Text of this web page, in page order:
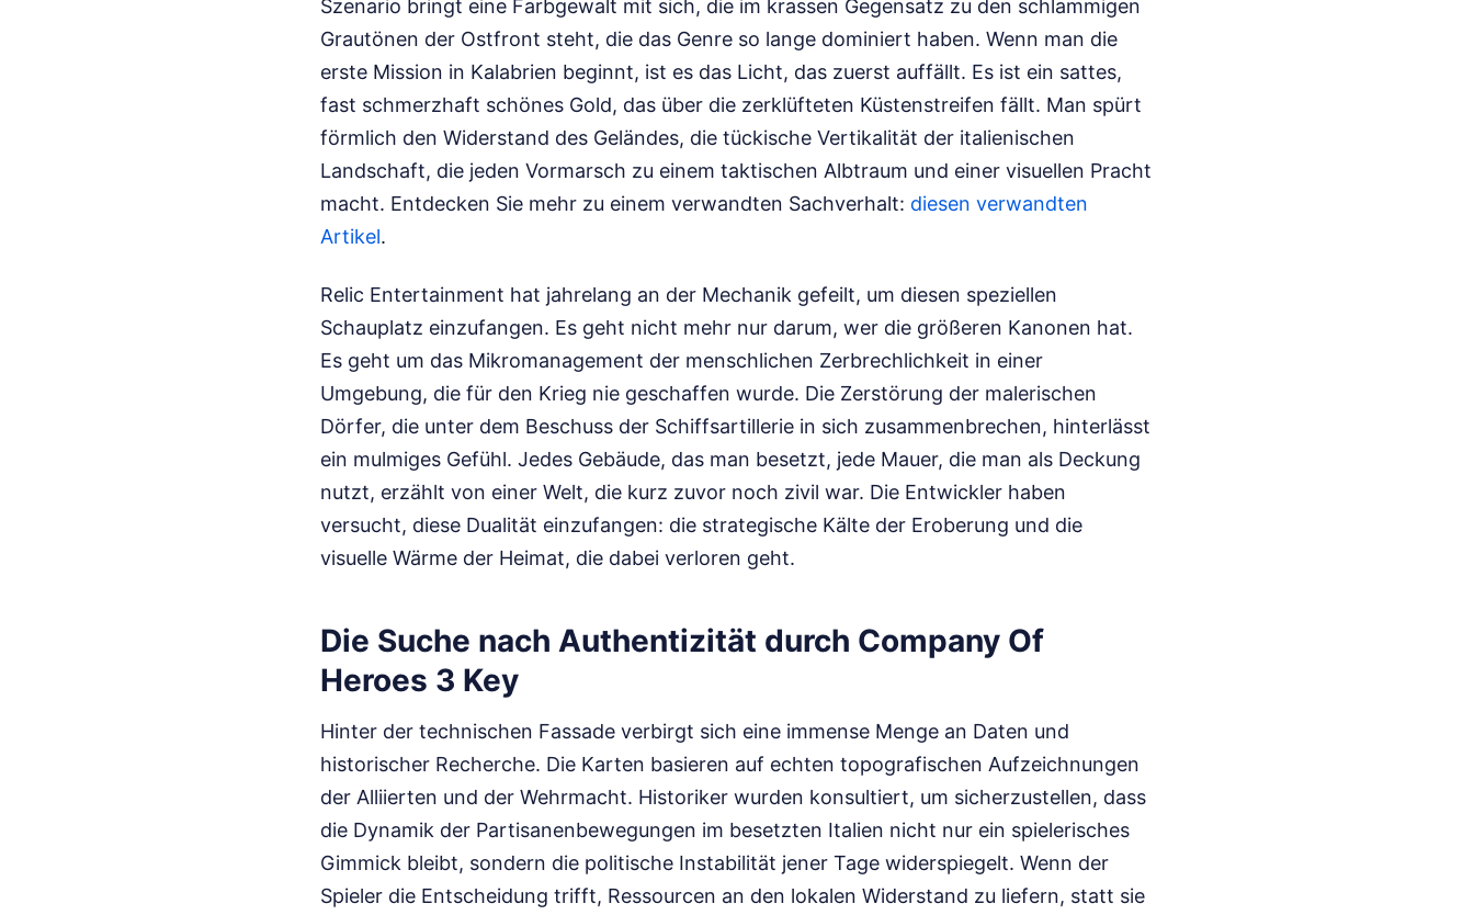
Szenario bringt eine Farbgewalt mit sich, die im krassen Gegensatz zu den schlammigen
Grautönen der Ostfront steht, die das Genre so lange dominiert haben. Wenn man die
erste Mission in Kalabrien beginnt, ist es das Licht, das zuerst auffällt. Es ist ein sattes,
fast schmerzhaft schönes Gold, das über die zerklüfteten Küstenstreifen fällt. Man spürt
förmlich den Widerstand des Geländes, die tückische Vertikalität der italienischen
Landschaft, die jeden Vormarsch zu einem taktischen Albtraum und einer visuellen Pracht
macht. Entdecken Sie mehr zu einem verwandten Sachverhalt: diesen verwandten
Artikel.
Relic Entertainment hat jahrelang an der Mechanik gefeilt, um diesen speziellen
Schauplatz einzufangen. Es geht nicht mehr nur darum, wer die größeren Kanonen hat.
Es geht um das Mikromanagement der menschlichen Zerbrechlichkeit in einer
Umgebung, die für den Krieg nie geschaffen wurde. Die Zerstörung der malerischen
Dörfer, die unter dem Beschuss der Schiffsartillerie in sich zusammenbrechen, hinterlässt
ein mulmiges Gefühl. Jedes Gebäude, das man besetzt, jede Mauer, die man als Deckung
nutzt, erzählt von einer Welt, die kurz zuvor noch zivil war. Die Entwickler haben
versucht, diese Dualität einzufangen: die strategische Kälte der Eroberung und die
visuelle Wärme der Heimat, die dabei verloren geht.
Die Suche nach Authentizität durch Company Of
Heroes 3 Key
Hinter der technischen Fassade verbirgt sich eine immense Menge an Daten und
historischer Recherche. Die Karten basieren auf echten topografischen Aufzeichnungen
der Alliierten und der Wehrmacht. Historiker wurden konsultiert, um sicherzustellen, dass
die Dynamik der Partisanenbewegungen im besetzten Italien nicht nur ein spielerisches
Gimmick bleibt, sondern die politische Instabilität jener Tage widerspiegelt. Wenn der
Spieler die Entscheidung trifft, Ressourcen an den lokalen Widerstand zu liefern, statt sie